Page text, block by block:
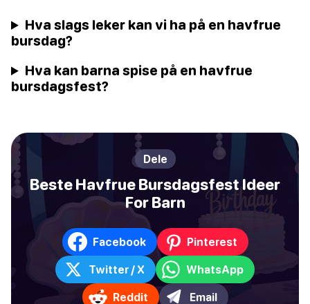
Hva slags leker kan vi ha på en havfrue
bursdag?
Hva kan barna spise på en havfrue
bursdagsfest?
Dele
Beste Havfrue Bursdagsfest Ideer
For Barn
Facebook Pinterest
Twitter / X WhatsApp
Reddit Email